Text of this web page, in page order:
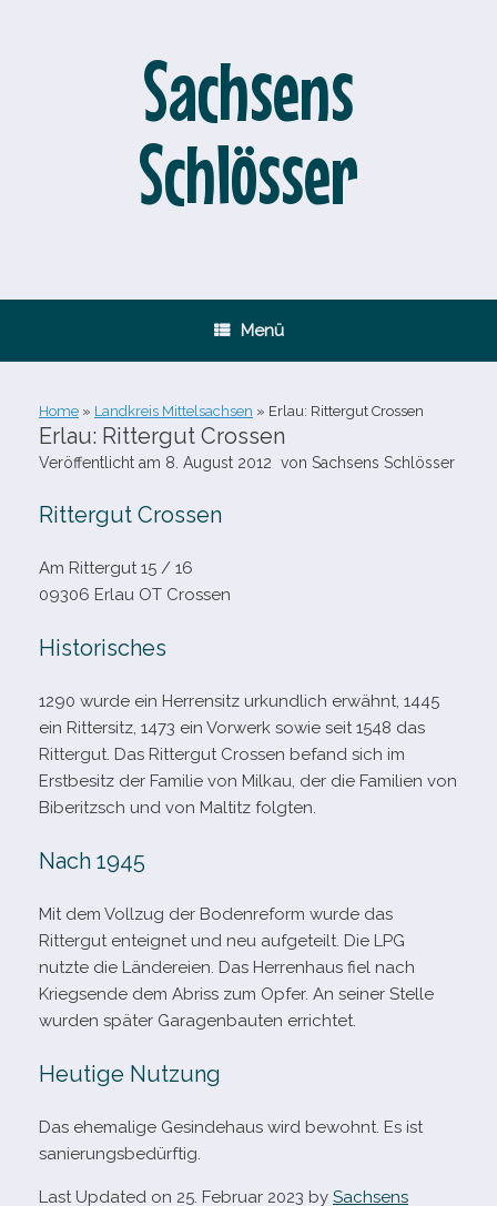
Sachsens
Schlösser
Menü
Home » Landkreis Mittelsachsen » Erlau: Rittergut Crossen
Erlau: Rittergut Crossen
Veröffentlicht am 8. August 2012 von Sachsens Schlösser
Rittergut Crossen
Am Rittergut 15 /​ 16
09306 Erlau OT Crossen
Historisches
1290 wurde ein Herrensitz urkund­lich erwähnt, 1445
ein Rittersitz, 1473 ein Vorwerk sowie seit 1548 das
Rittergut. Das Rittergut Crossen befand sich im
Erstbesitz der Familie von Milkau, der die Familien von
Biberitzsch und von Maltitz folgten.
Nach 1945
Mit dem Vollzug der Bodenreform wurde das
Rittergut ent­eig­net und neu auf­ge­teilt. Die LPG
nutzte die Ländereien. Das Herrenhaus fiel nach
Kriegsende dem Abriss zum Opfer. An sei­ner Stelle
wur­den spä­ter Garagenbauten errichtet.
Heutige Nutzung
Das ehe­ma­lige Gesindehaus wird bewohnt. Es ist
sanierungsbedürftig.
Last Updated on 25. Februar 2023 by Sachsens